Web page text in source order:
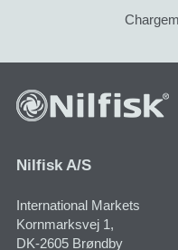
Nilfisk A/S
International Markets
Kornmarksvej 1​,
DK-2605 Brøndby